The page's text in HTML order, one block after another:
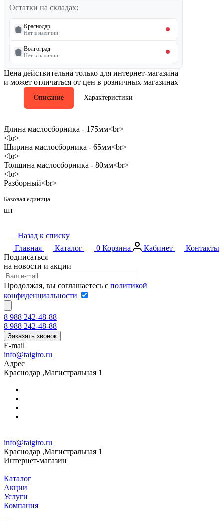
Остатки на складах:
Краснодар
Нет в наличии
Волгоград
Нет в наличии
Цена действительна только для интернет-магазина
и может отличаться от цен в розничных магазинах
Описание Характеристики
Длина маслосборника - 175мм<br>
<br>
Ширина маслосборника - 65мм<br>
<br>
Толщина маслосборника - 80мм<br>
<br>
Разборный<br>
Базовая единица
шт
Назад к списку
Главная
Каталог 0 Корзина Кабинет
Контакты
Подписаться
на новости и акции
Продолжая, вы соглашаетесь с политикой
конфиденциальности
8 988 242-48-88
8 988 242-48-88
Заказать звонок
E-mail
info@taigiro.ru
Адрес
Краснодар ,Магистральная 1
info@taigiro.ru
Краснодар ,Магистральная 1
Интернет-магазин
Каталог
Акции
Услуги
Компания